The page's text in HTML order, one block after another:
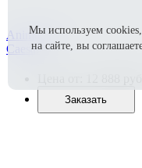
Anima Ever
Caesar
Заказать
Мы используем
на сайте, вы